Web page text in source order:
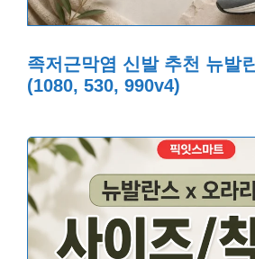
족저근막염 신발 추천 뉴발
(1080, 530, 990v4)